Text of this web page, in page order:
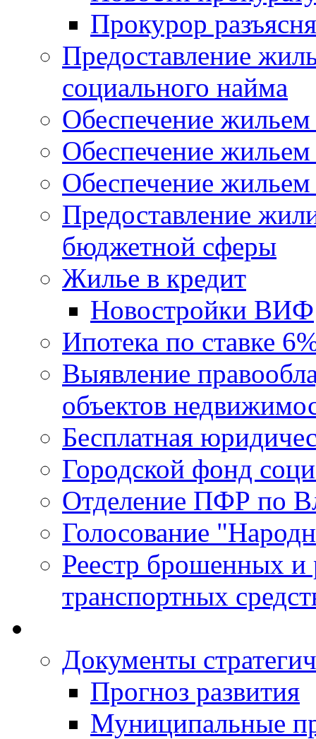
Прокурор
Предоставление
социального найма
Обеспечение
Обеспечение
Обеспечение жильем
Предоставление
бюджетной сферы
Жилье в кредит
Новостройки ВИФ
Ипотека по ставке
Выявление
объектов
Бесплатная
Городской фонд
Отделение ПФР по
Голосование
Реестр брошенных и
транспортных
Документы
Прогноз развития
Муниципальные